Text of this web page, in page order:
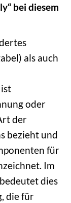
bei diesem
als auch
oder
der
bezieht und
für
Im
dies
die für